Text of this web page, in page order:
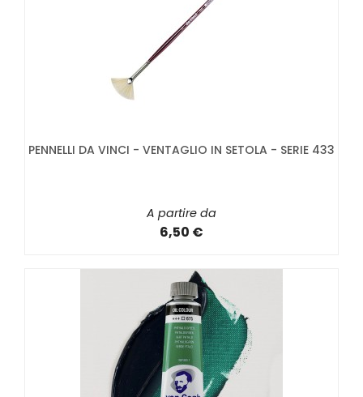
PENNELLI DA VINCI - VENTAGLIO IN SETOLA - SERIE 433
A partire da
6,50 €